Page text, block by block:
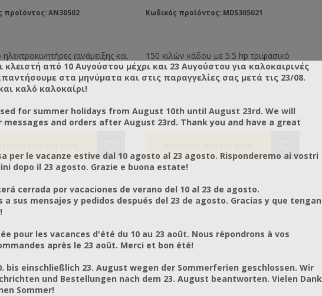
προϊόντος: AN30502
(ανάμειξης και
και ανοξείδωτο κάδο
Ζυμώνει μέλι, ζάχαρη και
την παραγωγή τροφής για
και πιεζοδιακόπτη
για ελεγχόμενη δοσομέτρηση
Ύψος 140εκ. Μήκος 80εκ.
Κωδικός προϊόντος: MDS305021
150 κιλών κάδου με 5.5 hp τριφασικό
μοτέρ με μειωτήρα, 120x60x120m, INOX
304 - 2,5mm.
INOX 304 - 2,5mm.
Υπάρχει δυνατότητα να
ΔΙΑΘΕΣΙΜΟ ΜΟΝΟ ΚΑΤΟΠΙΝ ΠΑΡΑΓΓΕΛΙΑΣ
κλειστή από 10 Αυγούστου μέχρι και 23 Αυγούστου για καλοκαιρινές
στα μηνύματα και στις παραγγελίες σας μετά τις 23/08.
καλό καλοκαίρι!
for summer holidays from August 10th until August 23rd. We will
messages and orders after August 23rd. Thank you and have a great
per le vacanze estive dal 10 agosto al 23 agosto. Risponderemo ai vostri
dopo il 23 agosto. Grazie e buona estate!
cerrada por vacaciones de verano del 10 al 23 de agosto.
a sus mensajes y pedidos después del 23 de agosto. Gracias y que tengan
pour les vacances d'été du 10 au 23 août. Nous répondrons à vos
après le 23 août. Merci et bon été!
bis einschließlich 23. August wegen der Sommerferien geschlossen. Wir
und Bestellungen nach dem 23. August beantworten. Vielen Dank
Sommer!